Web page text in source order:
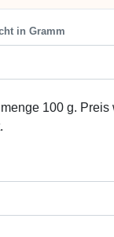
in Gramm
100 g. Preis